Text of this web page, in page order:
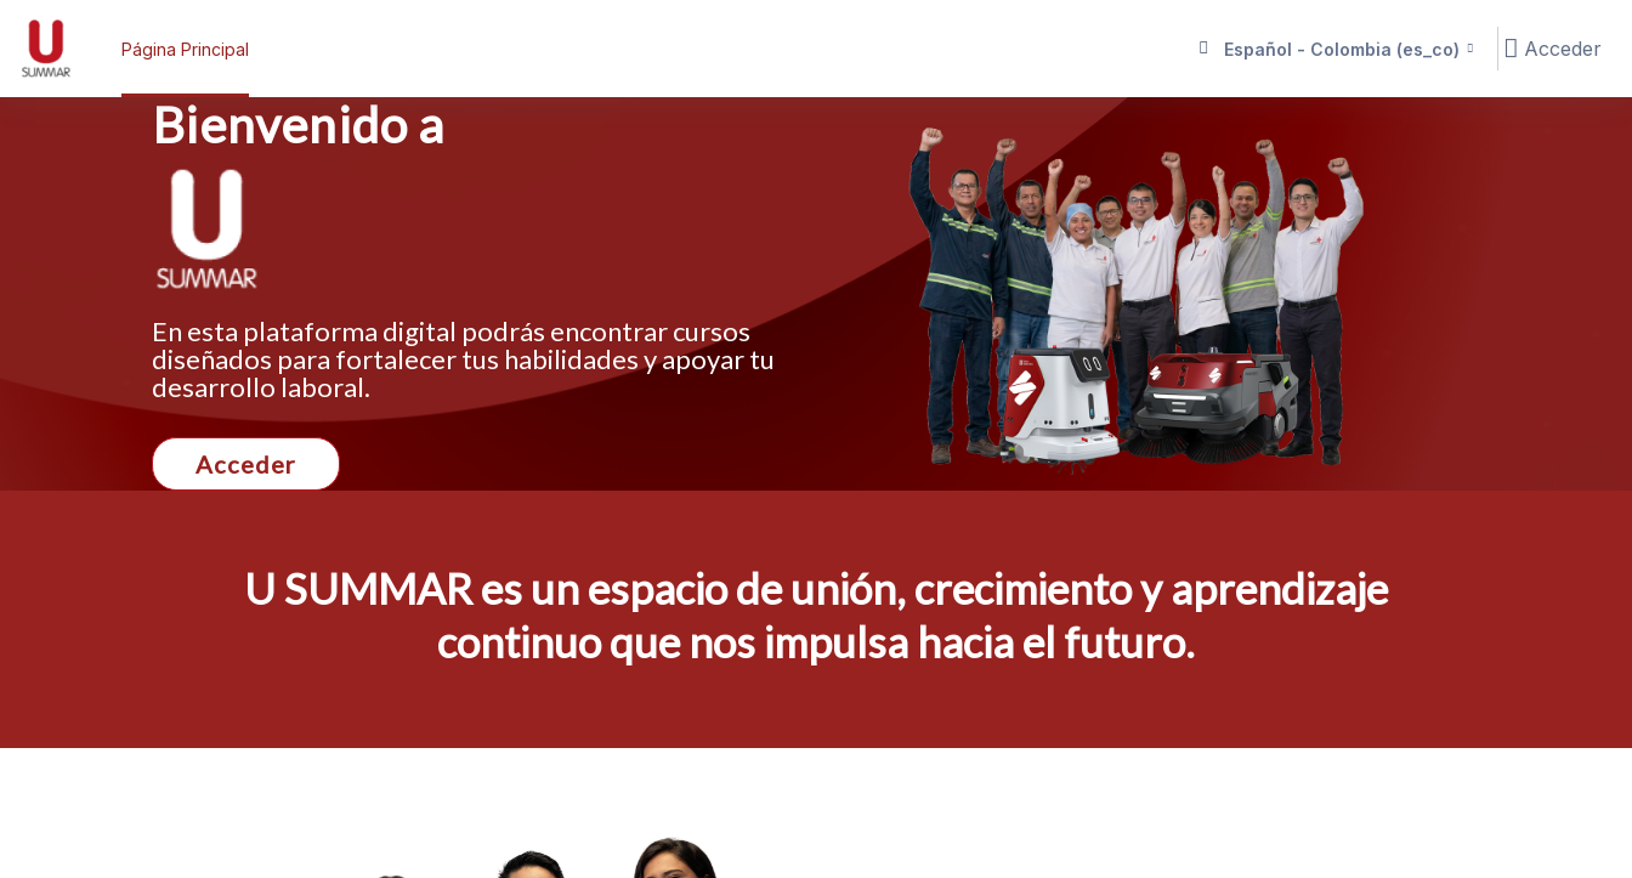
Saltar al contenido principal
Página Principal Español - Colombia ‎(es_co)‎ Acceder
Bienvenido a
En esta plataforma digital podrás encontrar cursos
diseñados para fortalecer tus habilidades y apoyar tu
desarrollo laboral.
Acceder
U SUMMAR es un espacio de unión, crecimiento y aprendizaje
continuo que nos impulsa hacia el futuro.